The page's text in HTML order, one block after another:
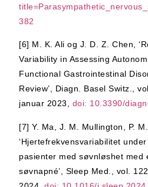
382
[6] M. K. Ali og J. D. Z. Chen,
Variability in Assessing
Functional Gastrointestinal
Review’, Diagn. Basel Switz.,
januar 2023, doi: 10.3390/
[7] Y. Ma, J. M. Mullington, P.
‘Hjertefrekvensvariabilitet
pasienter med søvnløshet med
søvnapné’, Sleep Med., vol.